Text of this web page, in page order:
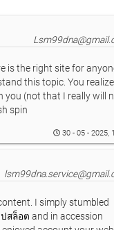
is the right site for
this topic. You
(not that I really will
spin
30 - 05 - 2025,
I simply stumbled
ปสล็อต and in accession